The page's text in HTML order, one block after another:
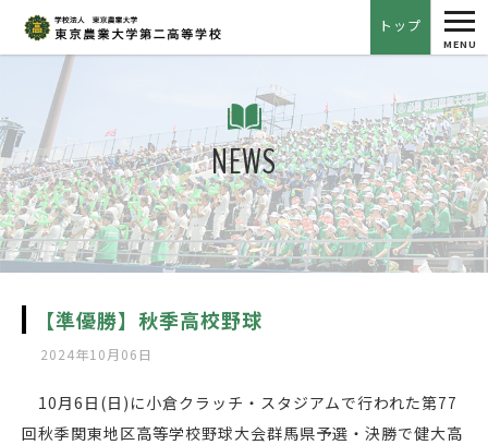
トップ
MENU
NEWS
【準優勝】秋季高校野球
2024年10月06日
10月6日(日)に小倉クラッチ・スタジアムで行われた第77
回秋季関東地区高等学校野球大会群馬県予選・決勝で健大高